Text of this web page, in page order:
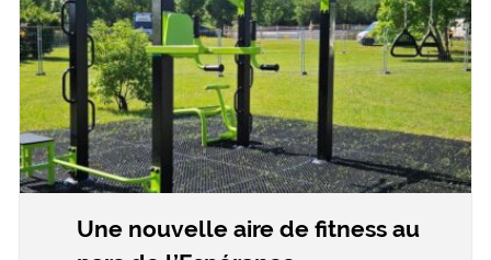
Une nouvelle aire de fitness au